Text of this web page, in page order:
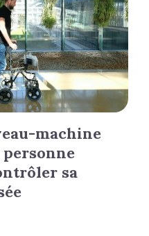
machine
personne
sa